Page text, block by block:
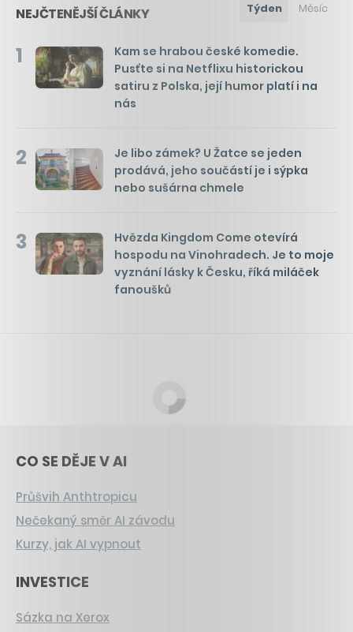
NEJČTENĚJŠÍ ČLÁNKY Týden Měsíc
1
Kam se hrabou české komedie.
Pusťte si na Netflixu historickou
satiru z Polska, její humor platí i na
nás
2
Je libo zámek? U Žatce se jeden
prodává, jeho součástí je i sýpka
nebo sušárna chmele
3
Hvězda Kingdom Come otevírá
hospodu na Vinohradech. Je to moje
vyznání lásky k Česku, říká miláček
fanoušků
CO SE DĚJE V AI
Průšvih Anthtropicu
Nečekaný směr AI závodu
Kurzy, jak AI vypnout
INVESTICE
Sázka na Xerox